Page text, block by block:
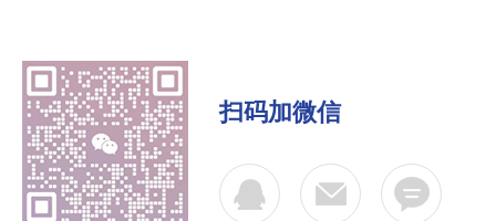
扫码加微信